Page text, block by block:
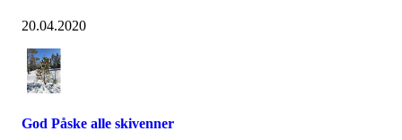
20.04.2020
God Påske alle skivenner